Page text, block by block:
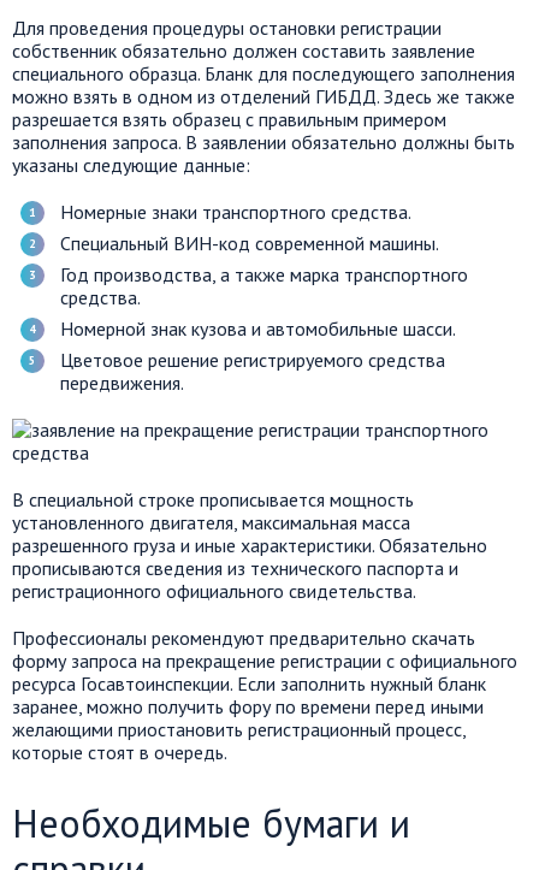
Для проведения процедуры остановки регистрации
собственник обязательно должен составить заявление
специального образца. Бланк для последующего заполнения
можно взять в одном из отделений ГИБДД. Здесь же также
разрешается взять образец с правильным примером
заполнения запроса. В заявлении обязательно должны быть
указаны следующие данные:
Номерные знаки транспортного средства.
Специальный ВИН-код современной машины.
Год производства, а также марка транспортного
средства.
Номерной знак кузова и автомобильные шасси.
Цветовое решение регистрируемого средства
передвижения.
В специальной строке прописывается мощность
установленного двигателя, максимальная масса
разрешенного груза и иные характеристики. Обязательно
прописываются сведения из технического паспорта и
регистрационного официального свидетельства.
Профессионалы рекомендуют предварительно скачать
форму запроса на прекращение регистрации с официального
ресурса Госавтоинспекции. Если заполнить нужный бланк
заранее, можно получить фору по времени перед иными
желающими приостановить регистрационный процесс,
которые стоят в очередь.
Необходимые бумаги и